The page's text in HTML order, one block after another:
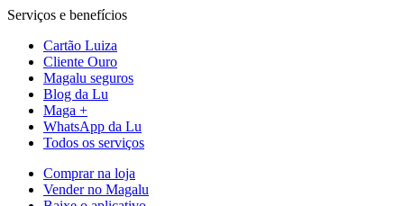
Serviços e benefícios
Cartão Luiza
Cliente Ouro
Magalu seguros
Blog da Lu
Maga +
WhatsApp da Lu
Todos os serviços
Comprar na loja
Vender no Magalu